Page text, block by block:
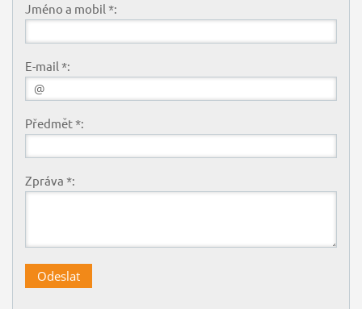
Jméno a mobil *:
E-mail *:
Předmět *:
Zpráva *: